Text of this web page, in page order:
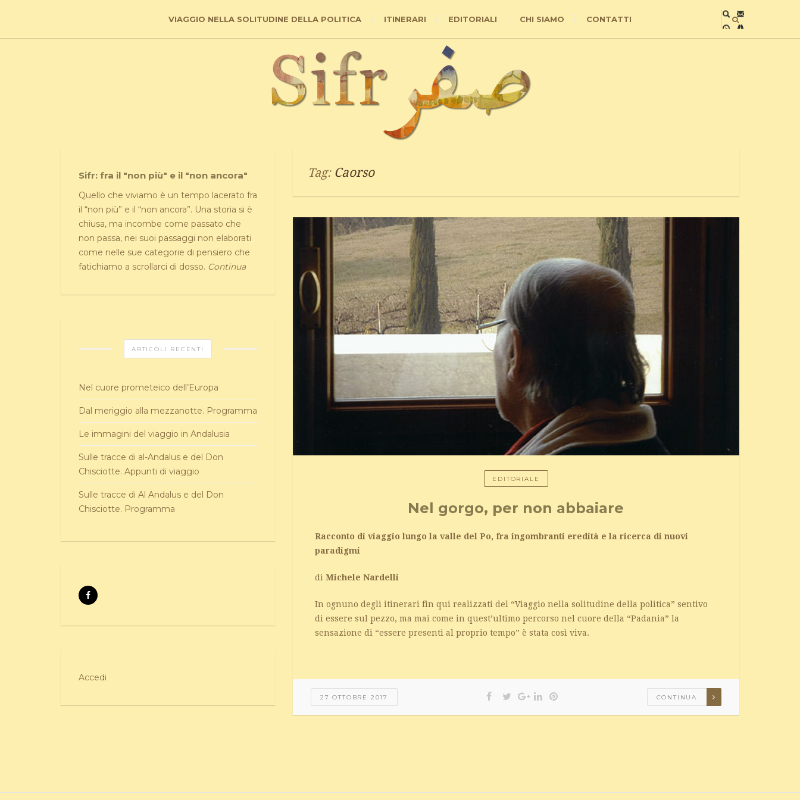
VIAGGIO NELLA SOLITUDINE DELLA POLITICA ITINERARI EDITORIALI CHI SIAMO CONTATTI
Tag: Caorso
EDITORIALE
Nel gorgo, per non abbaiare
Racconto di viaggio lungo la valle del Po, fra ingombranti eredità e la ricerca di nuovi
paradigmi
diMichele Nardelli
In ognuno degli itinerari fin qui realizzati del “Viaggio nella solitudine della politica” sentivo
di essere sul pezzo, ma mai come in quest’ultimo percorso nel cuore della “Padania” la
sensazione di “essere presenti al proprio tempo” è stata così viva.
27 OTTOBRE 2017 CONTINUA
Sifr: fra il "non più" e il "non ancora"
Quello che viviamo è un tempo lacerato fra
il “non più” e il “non ancora”. Una storia si è
chiusa, ma incombe come passato che
non passa, nei suoi passaggi non elaborati
come nelle sue categorie di pensiero che
fatichiamo a scrollarci di dosso. Continua
ARTICOLI RECENTI
Nel cuore prometeico dell’Europa
Dal meriggio alla mezzanotte. Programma
Le immagini del viaggio in Andalusia
Sulle tracce di al-Andalus e del Don
Chisciotte. Appunti di viaggio
Sulle tracce di Al Andalus e del Don
Chisciotte. Programma
Accedi